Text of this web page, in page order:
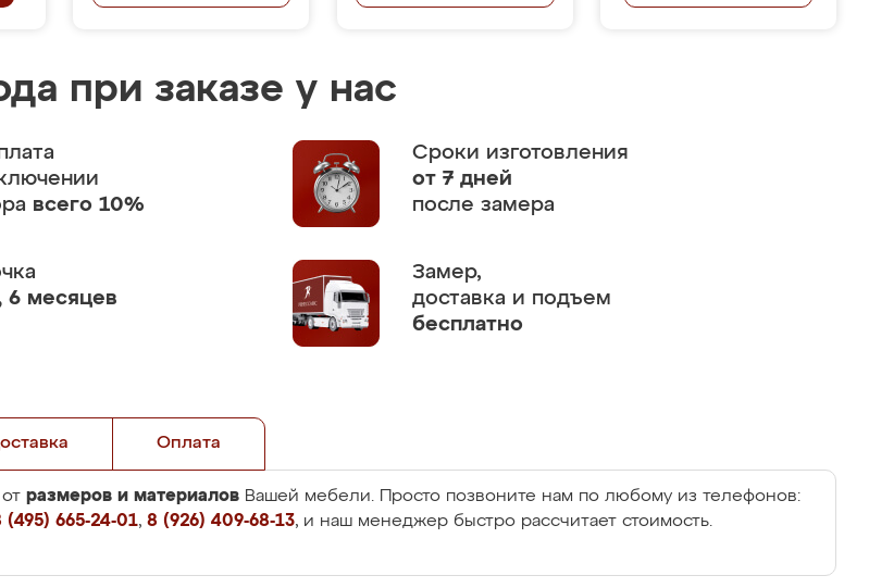
при заказе у нас
всего 10%
Сроки изготовления
от 7 дней
после замера
6 месяцев
Замер,
доставка и подъем
бесплатно
Оплата
размеров и материалов Вашей мебели. Просто позвоните нам по любому из телефонов:
(495) 665-24-01, 8 (926) 409-68-13, и наш менеджер быстро рассчитает стоимость.